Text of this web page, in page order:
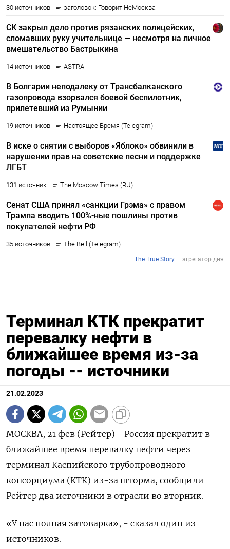
Терминал КТК прекратит
перевалку нефти в
ближайшее время из-за
погоды -- источники
21.02.2023
МОСКВА, 21 фев (Рейтер) - Россия прекратит в
ближайшее время перевалку нефти через
терминал Каспийского трубопроводного
консорциума (КТК) из-за шторма, сообщили
Рейтер два источники в отрасли во вторник.
«У нас полная затоварка», - сказал один из
источников.